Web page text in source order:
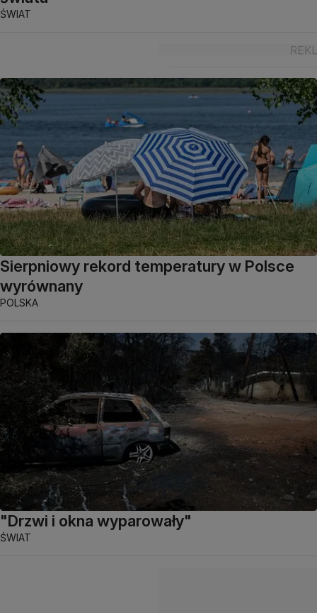
ŚWIAT
Sierpniowy rekord temperatury w Polsce
wyrównany
POLSKA
"Drzwi i okna wyparowały"
ŚWIAT